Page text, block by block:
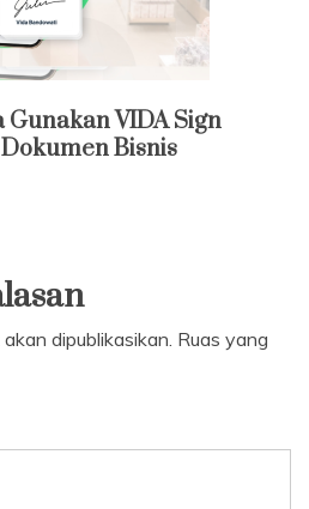
VIDA Sign
Bisnis
dipublikasikan. Ruas yang